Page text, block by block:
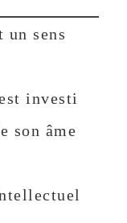
un sens
investi
son âme